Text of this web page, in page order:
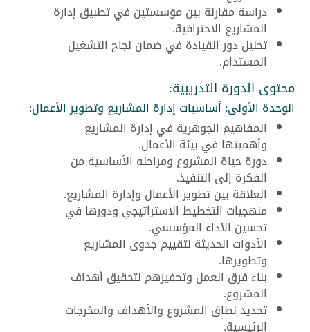
دراسة مقارنة بين مؤسستين في تطبيق إدارة
المشاريع الاحترافية.
تحليل دور القيادة في ضمان نجاح التشغيل
المستدام.
محتوى الدورة التدريبية:
الوحدة الأولى: أساسيات إدارة المشاريع وتطوير الأعمال:
المفاهيم الجوهرية في إدارة المشاريع
وأهميتها في بيئة الأعمال.
دورة حياة المشروع ومراحله الأساسية من
الفكرة إلى التنفيذ.
العلاقة بين تطوير الأعمال وإدارة المشاريع.
منهجيات التخطيط الاستراتيجي ودورها في
تحسين الأداء المؤسسي.
الأدوات الحديثة لتقييم جدوى المشاريع
وتطويرها.
بناء فرق العمل وتحفيزهم لتحقيق أهداف
المشروع.
تحديد نطاق المشروع والأهداف والمخرجات
الرئيسية.